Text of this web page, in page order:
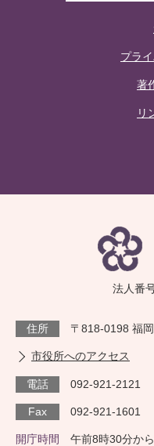
プラ
著
リ
法人番
住所 〒818-0198 福
市役所へのアクセス
電話 092-921-2121
Fax 092-921-1601
開庁時間
午前8時30分か